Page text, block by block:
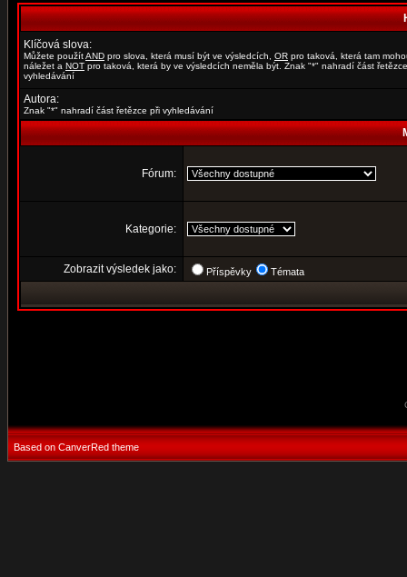
Klíčová slova:
Můžete použítAND pro slova, která musí být ve výsledcích, OR pro taková, která tam
náležet a NOT pro taková, která by ve výsledcích neměla být. Znak "*" nahradí část
vyhledávání
Autora:
Znak "*" nahradí část řetězce při vyhledávání
Fórum:
Kategorie:
Zobrazit výsledek jako: Příspěvky Témata
Based on CanverRed theme